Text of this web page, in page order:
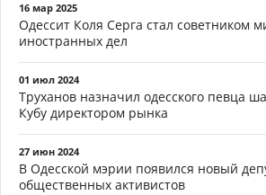
16 мар 2025
Одессит Коля Серга стал советником
иностранных дел
01 июл 2024
Труханов назначил одесского певца
Кубу директором рынка
27 июн 2024
В Одесской мэрии появился новый
общественных активистов